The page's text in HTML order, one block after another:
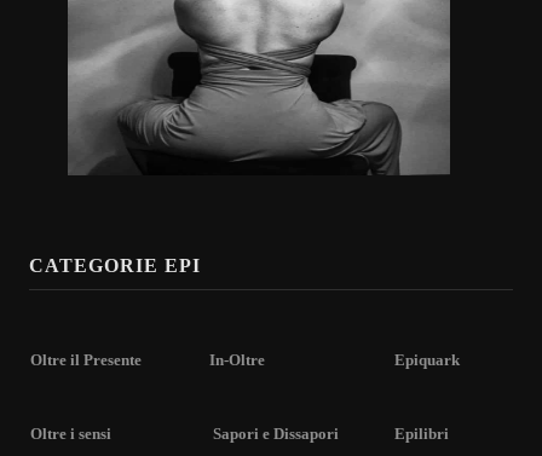
CATEGORIE EPI
Oltre il Presente In-Oltre Epiquark
Oltre i sensi Sapori e Dissapori Epilibri